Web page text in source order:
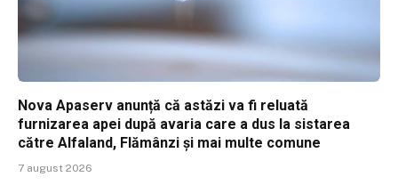
Nova Apaserv anunță că astăzi va fi reluată
furnizarea apei după avaria care a dus la sistarea
către Alfaland, Flămânzi și mai multe comune
7 august 2026